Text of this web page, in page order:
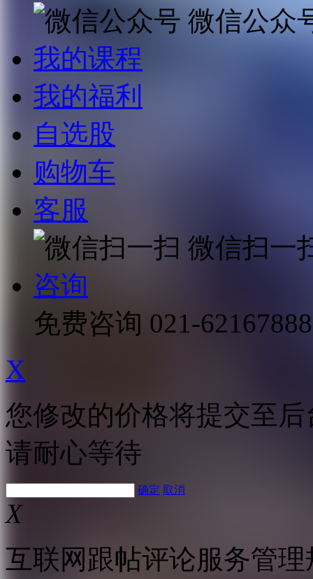
微信公众
我的课程
我的福利
自选股
购物车
客服
微信扫一
咨询
免费咨询 021-62167888
X
您修改的价格将提交至
请耐心等待
确定 取消
X
互联网跟帖评论服务管理